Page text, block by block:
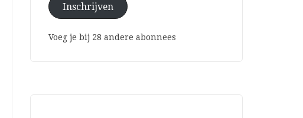
Inschrijven
Voeg je bij 28 andere abonnees